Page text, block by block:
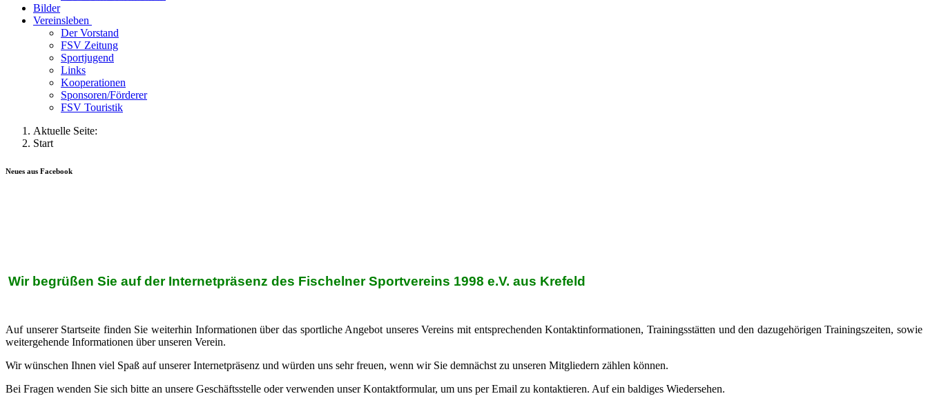
Bilder
Vereinsleben
Der Vorstand
FSV Zeitung
Sportjugend
Links
Kooperationen
Sponsoren/Förderer
FSV Touristik
Aktuelle Seite:
Start
Neues aus Facebook
Wir begrüßen Sie auf der Internetpräsenz des Fischelner Sportvereins 1998 e.V. aus Krefeld
Auf unserer Startseite finden Sie weiterhin Informationen über das sportliche Angebot unseres Vereins mit entsprechenden Kontaktinformationen, Trainingsstätten und den dazugehörigen Trainingszeiten, sowie
weitergehende Informationen über unseren Verein.
Wir wünschen Ihnen viel Spaß auf unserer Internetpräsenz und würden uns sehr freuen, wenn wir Sie demnächst zu unseren Mitgliedern zählen können.
Bei Fragen wenden Sie sich bitte an unsere Geschäftsstelle oder verwenden unser Kontaktformular, um uns per Email zu kontaktieren. Auf ein baldiges Wiedersehen.